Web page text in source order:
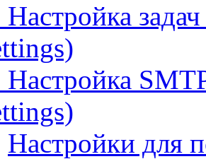
Настройка
Настройка
Настройки для